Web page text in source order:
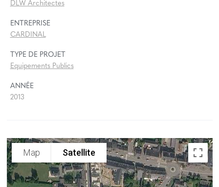
DLW Architectes
ENTREPRISE
CARDINAL
TYPE DE PROJET
Equipements Publics
ANNÉE
2013
Map Satellite